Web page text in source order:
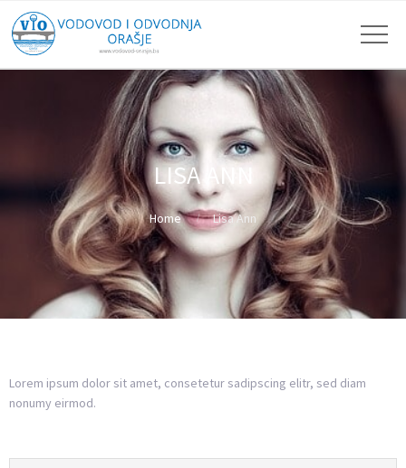
LISA ANN
Home Lisa Ann
Lorem ipsum dolor sit amet, consetetur sadipscing elitr, sed diam
nonumy eirmod.